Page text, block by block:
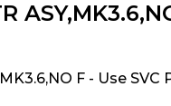
F - Use SVC